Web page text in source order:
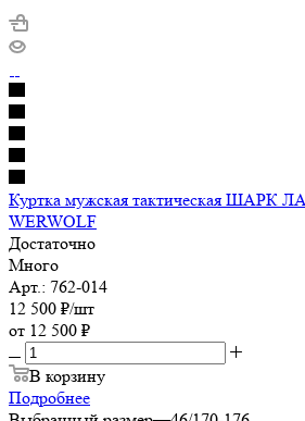
Куртка мужская тактическая ШАРК
WERWOLF
Достаточно
Много
Арт.: 762-014
12 500 ₽/шт
от 12 500 ₽
В корзину
Подробнее